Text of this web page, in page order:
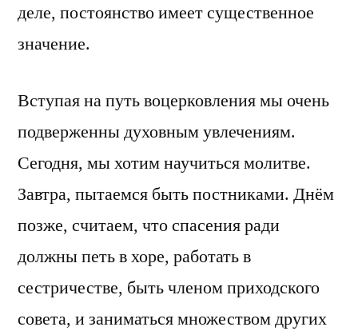
деле, постоянство имеет существенное
значение.
Вступая на путь воцерковления мы очень
подверженны духовным увлечениям.
Сегодня, мы хотим научиться молитве.
Завтра, пытаемся быть постниками. Днём
позже, считаем, что спасения ради
должны петь в хоре, работать в
сестричестве, быть членом приходского
совета, и заниматься множеством других